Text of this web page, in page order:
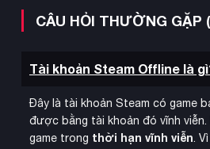
CÂU HỎI THƯỜNG GẶP
Tài khoản Steam Offline là
Đây là tài khoản Steam có game
được bằng tài khoản đó vĩnh
game trong thời hạn vĩnh viễn.